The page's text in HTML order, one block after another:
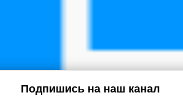
Подпишись на наш канал